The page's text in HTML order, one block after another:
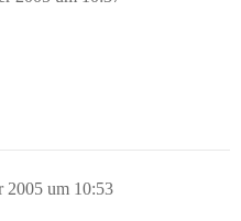
2005 um 10:53